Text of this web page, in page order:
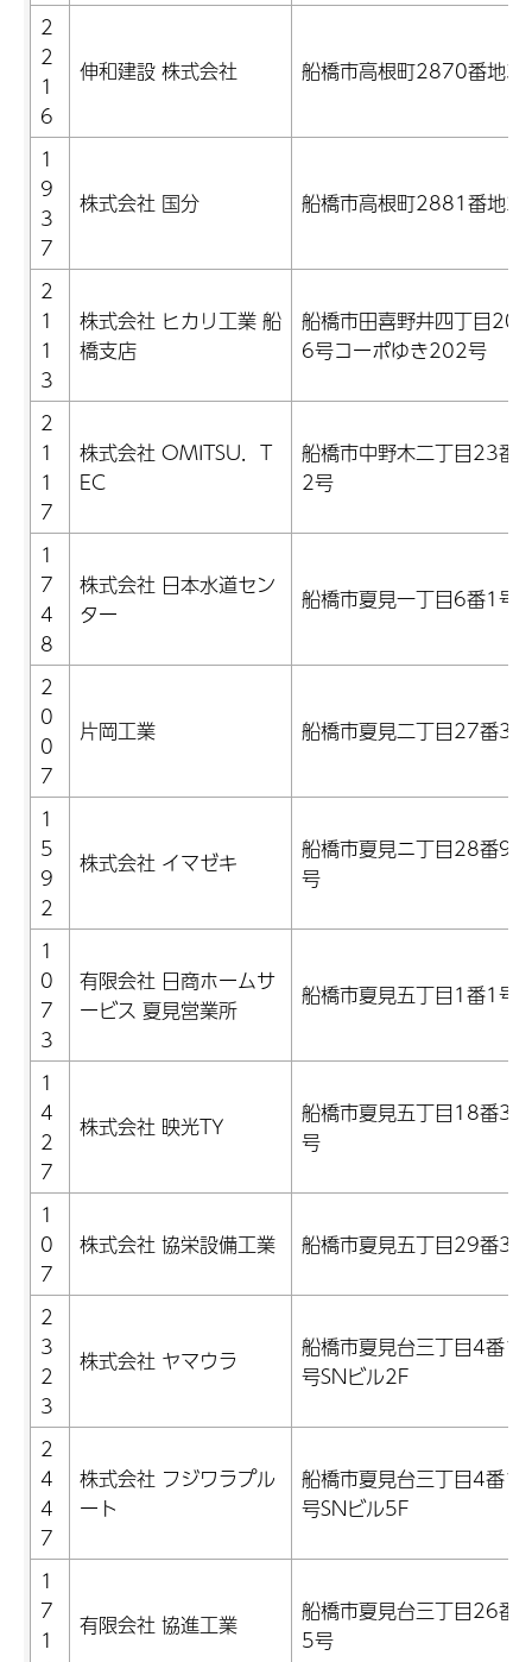
2
2
1
6
伸和建設 株式会社 船橋市高根町2870番地3
1
9
3
7
株式会社 国分 船橋市高根町2881番地2
2
1
1
3
株式会社 ヒカリ工業 船
橋支店
船橋市田喜野井四丁目20
6号コーポゆき202号
2
1
1
7
株式会社 OMITSU．T
EC
船橋市中野木二丁目23番2
2号
1
7
4
8
株式会社 日本水道セン
ター
船橋市夏見一丁目6番1号
2
0
0
7
片岡工業 船橋市夏見二丁目27番3号
1
5
9
2
株式会社 イマゼキ
船橋市夏見ニ丁目28番9-2
号
1
0
7
3
有限会社 日商ホームサ
ービス 夏見営業所
船橋市夏見五丁目1番1号
1
4
2
7
株式会社 映光TY
船橋市夏見五丁目18番30
号
1
0
7
株式会社 協栄設備工業 船橋市夏見五丁目29番3号
2
3
2
3
株式会社 ヤマウラ
船橋市夏見台三丁目4番15
号SNビル2F
2
4
4
7
株式会社 フジワラプル
ート
船橋市夏見台三丁目4番15
号SNビル5F
1
7
1
有限会社 協進工業
船橋市夏見台三丁目26番1
5号